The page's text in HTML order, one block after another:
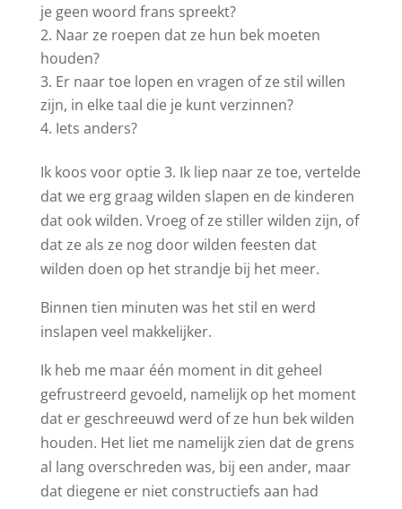
je geen woord frans spreekt?
Naar ze roepen dat ze hun bek moeten
houden?
Er naar toe lopen en vragen of ze stil willen
zijn, in elke taal die je kunt verzinnen?
Iets anders?
Ik koos voor optie 3. Ik liep naar ze toe, vertelde
dat we erg graag wilden slapen en de kinderen
dat ook wilden. Vroeg of ze stiller wilden zijn, of
dat ze als ze nog door wilden feesten dat
wilden doen op het strandje bij het meer.
Binnen tien minuten was het stil en werd
inslapen veel makkelijker.
Ik heb me maar één moment in dit geheel
gefrustreerd gevoeld, namelijk op het moment
dat er geschreeuwd werd of ze hun bek wilden
houden. Het liet me namelijk zien dat de grens
al lang overschreden was, bij een ander, maar
dat diegene er niet constructiefs aan had